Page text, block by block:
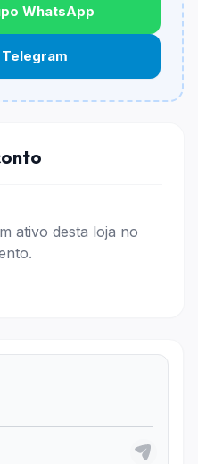
de itens participantes
especificos podem
WhatsApp
ativo desta loja no